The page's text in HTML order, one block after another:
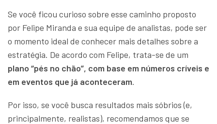
Se você ficou curioso sobre esse caminho proposto
por Felipe Miranda e sua equipe de analistas, pode ser
o momento ideal de conhecer mais detalhes sobre a
estratégia. De acordo com Felipe, trata-se de um
plano “pés no chão”, com base em números críveis e
em eventos que já aconteceram.
Por isso, se você busca resultados mais sóbrios (e,
principalmente, realistas), recomendamos que se